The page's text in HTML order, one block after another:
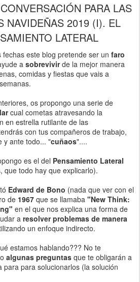
PARA LAS
NAVIDEÑAS 2019 (I). EL
LATERAL
este blog pretende ser un faro
a sobrevivirde la mejor manera
comidas y fiestas que vais a
os propongo una serie de
cual cometas atravesando la
en estrella rutilante de las
con tus compañeros de trabajo,
y ante todo... "cuñaos"....
es el del Pensamiento Lateral
que todo hay que explicarlo).
Edward de Bono (nada que ver con el
de 1967 que se llamaba "New Think:
en el que nos explica una forma de
a resolver problemas de manera
un enfoque indirecto.
estamos hablando??? No te
algunas preguntas que te obligarán a
para solucionarlos (la solución